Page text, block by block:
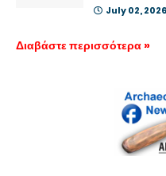
July 02, 2026
Διαβάστε περισσότερα »